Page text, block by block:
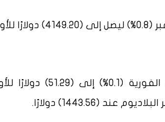
في المعاملات الفورية (0.1%) إلى